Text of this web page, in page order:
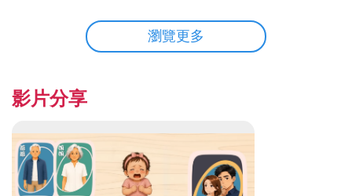
瀏覽更多
影片分享